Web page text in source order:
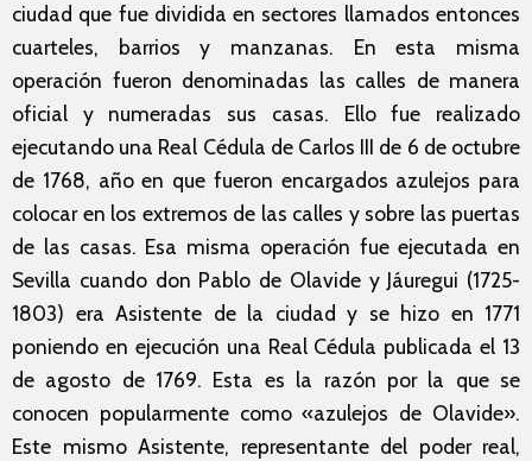
ciudad que fue dividida en sectores llamados entonces
cuarteles, barrios y manzanas. En esta misma
operación fueron denominadas las calles de manera
oficial y numeradas sus casas. Ello fue realizado
ejecutando una Real Cédula de Carlos III de 6 de octubre
de 1768, año en que fueron encargados azulejos para
colocar en los extremos de las calles y sobre las puertas
de las casas. Esa misma operación fue ejecutada en
Sevilla cuando don Pablo de Olavide y Jáuregui (1725-
1803) era Asistente de la ciudad y se hizo en 1771
poniendo en ejecución una Real Cédula publicada el 13
de agosto de 1769. Esta es la razón por la que se
conocen popularmente como «azulejos de Olavide».
Este mismo Asistente, representante del poder real,